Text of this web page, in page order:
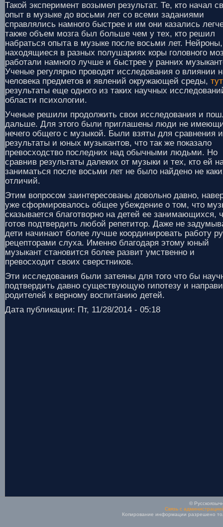
Такой эксперимент возымел результат. Те, кто начал
опыт в музыке до восьми лет со всеми заданиями
справлялись намного быстрее и им они казались
также объем мозга был больше чем у тех, кто решил
набраться опыта в музыке после восьми лет. Нейроны,
находящиеся в разных полушариях коры головного
работали намного лучше и быстрее у ранних
Ученые регулярно проводят исследования о влиянии
человека предметов и явлений окружающей среды, тут
результаты еще одного из таких научных
области психологии.
Ученые решили продолжить свои исследования и
дальше. Для этого были приглашены люди не
нечего общего с музыкой. Были взяты для сравнения
результаты и юных музыкантов, что так же показало
превосходство последних над обычными людьми. Но
сравнив результаты далеких от музыки и тех, кто ей
заниматься после восьми лет не было найдено не
отличий.
Этим вопросом заинтересованы довольно давно,
уже сформировалось общее убеждение о том, что
сказывается благотворно на детей ее занимающихся,
готов подтвердить любой репетитор. Даже не
дети начинают более лучше координировать работу
рецепторами слуха. Именно благодаря этому юный
музыкант становится более развит умственно и
превосходит своих сверстников.
Эти исследования были затеяны для того что бы
подтвердить давно существующую гипотезу и
родителей к верному воспитанию детей.
Дата публикации: Пт, 11/28/2014 - 05:18
©
Связь с
Копирование информации разрешено